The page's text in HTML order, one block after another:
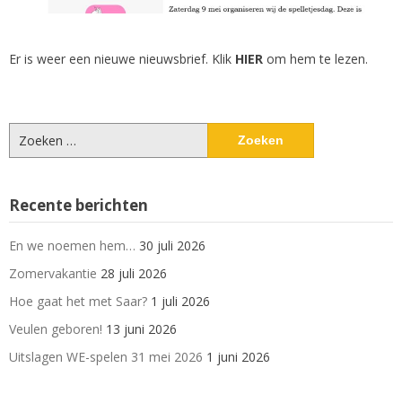
Er is weer een nieuwe nieuwsbrief. Klik HIER om hem te lezen.
Zoeken
naar:
Recente berichten
En we noemen hem… 30 juli 2026
Zomervakantie 28 juli 2026
Hoe gaat het met Saar? 1 juli 2026
Veulen geboren! 13 juni 2026
Uitslagen WE-spelen 31 mei 2026 1 juni 2026